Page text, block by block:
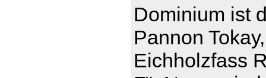
Dominium ist
Pannon
Eichholzfass